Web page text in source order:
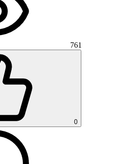
761
0